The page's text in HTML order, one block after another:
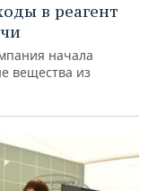
в реагент
начала
вещества из